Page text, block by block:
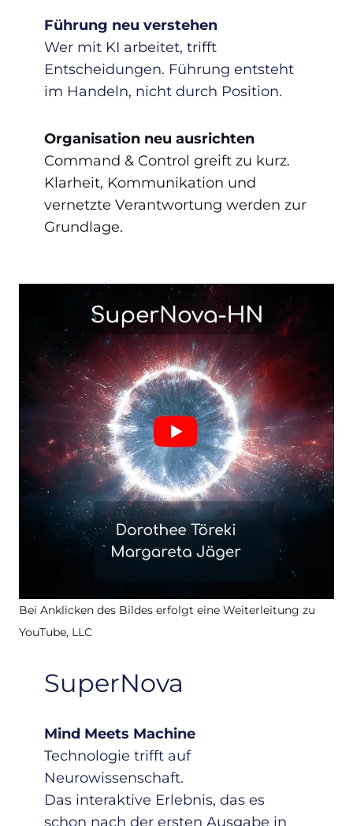
Führung neu verstehen
Wer mit KI arbeitet, trifft
Entscheidungen. Führung entsteht
im Handeln, nicht durch Position.
Organisation neu ausrichten
Command & Control greift zu kurz.
Klarheit, Kommunikation und
vernetzte Verantwortung werden zur
Grundlage.
Bei Anklicken des Bildes erfolgt eine Weiterleitung zu
YouTube, LLC
SuperNova
Mind Meets Machine
Technologie trifft auf
Neurowissenschaft.
Das interaktive Erlebnis, das es
schon nach der ersten Ausgabe in